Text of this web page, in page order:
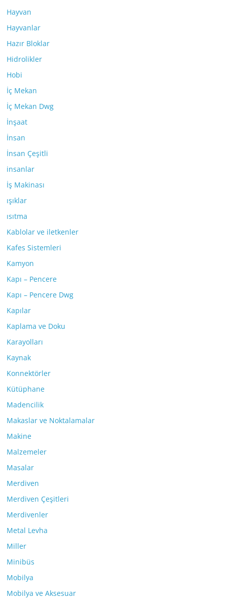
Hayvan
Hayvanlar
Hazır Bloklar
Hidrolikler
Hobi
İç Mekan
İç Mekan Dwg
İnşaat
İnsan
İnsan Çeşitli
insanlar
İş Makinası
ışıklar
ısıtma
Kablolar ve iletkenler
Kafes Sistemleri
Kamyon
Kapı – Pencere
Kapı – Pencere Dwg
Kapılar
Kaplama ve Doku
Karayolları
Kaynak
Konnektörler
Kütüphane
Madencilik
Makaslar ve Noktalamalar
Makine
Malzemeler
Masalar
Merdiven
Merdiven Çeşitleri
Merdivenler
Metal Levha
Miller
Minibüs
Mobilya
Mobilya ve Aksesuar